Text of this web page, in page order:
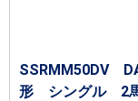
SSRMM50DV
形 シングル 2